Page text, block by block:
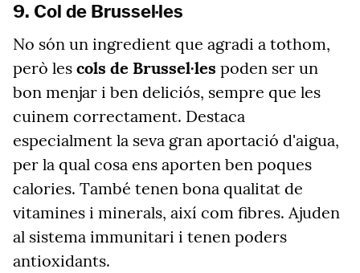
9. Col de Brussel·les
No són un ingredient que agradi a tothom,
però les cols de Brussel·les poden ser un
bon menjar i ben deliciós, sempre que les
cuinem correctament. Destaca
especialment la seva gran aportació d'aigua,
per la qual cosa ens aporten ben poques
calories. També tenen bona qualitat de
vitamines i minerals, així com fibres. Ajuden
al sistema immunitari i tenen poders
antioxidants.